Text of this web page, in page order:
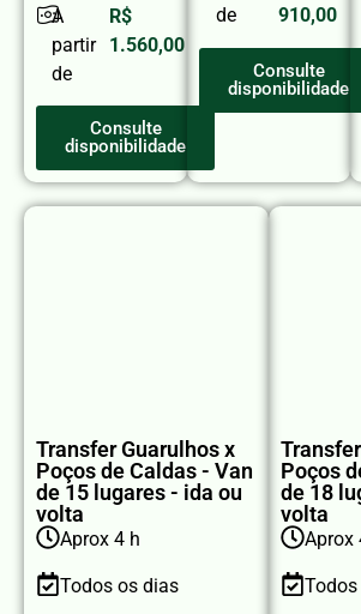
A
partir
de
R$
1.560,00
Consulte
disponibilidade
de
910,00
Consulte
disponibilidade
Transfer Guarulhos x
Poços de Caldas - Van
de 15 lugares - ida ou
volta
Aprox 4 h
Todos os dias
Poços
de 18
volta
Aprox